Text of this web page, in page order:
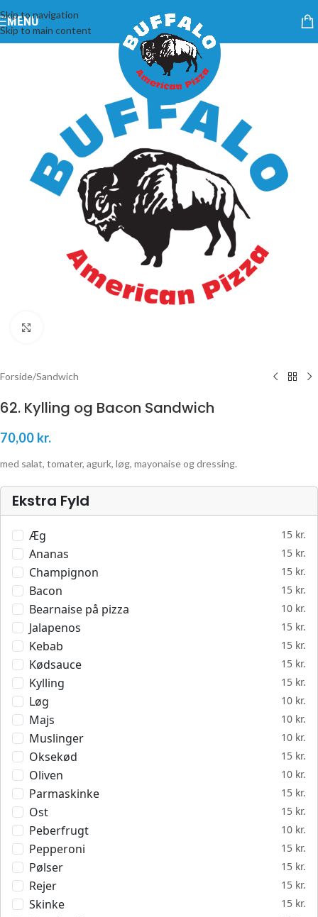
Skip to navigation
Skip to main content
MENU
Forside/Sandwich
62. Kylling og Bacon Sandwich
70,00 kr.
med salat, tomater, agurk, løg, mayonaise og dressing.